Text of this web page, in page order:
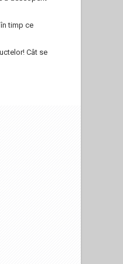
în timp ce
Cât se